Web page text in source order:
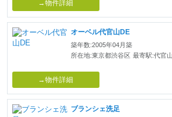
→物件詳細
オーベル代官山DE
築年数:2005年04月築
所在地:東京都渋谷区 最寄駅:代官
→物件詳細
ブランシェ洗足